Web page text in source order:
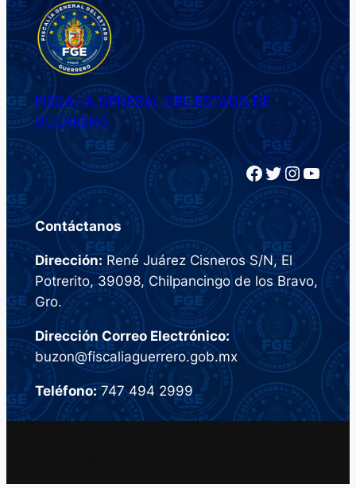
FISCALÍA GENERAL DEL ESTADO DE
GUERRERO
Facebook Twitter InstagramYouTube
Contáctanos
Dirección: René Juárez Cisneros S/N, El
Potrerito, 39098, Chilpancingo de los Bravo,
Gro.
Dirección Correo Electrónico:
buzon@fiscaliaguerrero.gob.mx
Teléfono:747 494 2999